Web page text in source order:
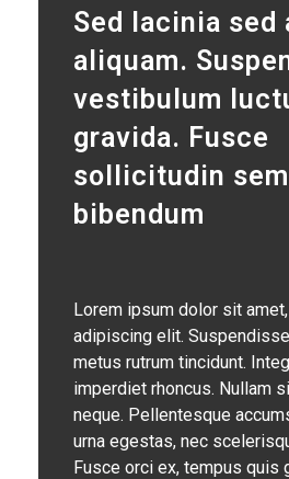
Sed lacinia sed
aliquam.
vestibulum
gravida. Fusce
sollicitudin
bibendum
Lorem ipsum dolor sit
adipiscing elit.
metus rutrum tincidunt.
imperdiet rhoncus. Nullam
neque. Pellentesque
urna egestas, nec
Fusce orci ex, tempus quis